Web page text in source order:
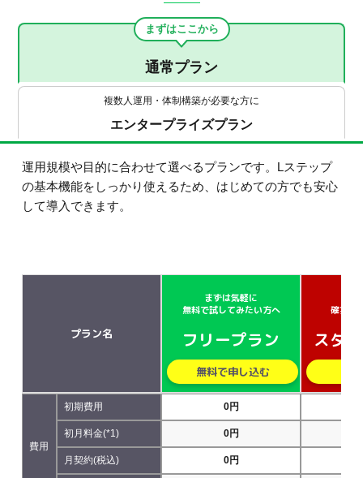
まずはここから
通常プラン
複数人運用・体制構築が必要な方に
エンタープライズプラン
運用規模や目的に合わせて選べるプランです。Lステップ
の基本機能をしっかり使えるため、はじめての方でも安心
して導入できます。
プラン名
まずは気軽に
無料で試してみたい方へ
フリープラン
無料で申し込む
確実に
スタ
費用
初期費用 0円
初月料金(*1) 0円
月契約(税込) 0円